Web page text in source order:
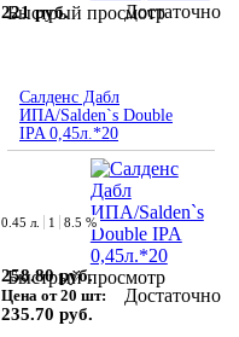
Быстрый просмотр
221 руб. Достаточно
Салденс Дабл
ИПА/Salden`s Double
IPA 0,45л.*20
Быстрый просмотр
0.45 л. 1 8.5 %
258.80 руб.
Цена от 20 шт:
235.70 руб.
Достаточно